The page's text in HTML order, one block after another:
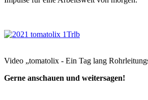
Video „tomatolix - Ein Tag lang
Gerne anschauen und weitersagen!